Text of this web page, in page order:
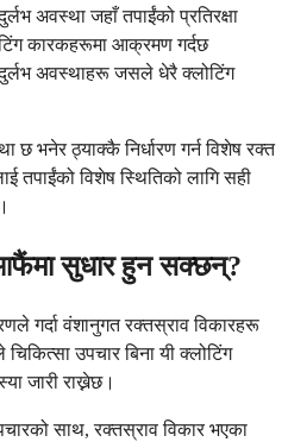
अवस्था जहाँ तपाईंको प्रतिरक्षा
कारकहरूमा आक्रमण गर्दछ
अवस्थाहरू जसले धेरै क्लोटिंग
भनेर ठ्याक्कै निर्धारण गर्न विशेष रक्त
तपाईंको विशेष स्थितिको लागि सही
सुधार हुन सक्छन्?
गर्दा वंशानुगत रक्तस्राव विकारहरू
उपचार बिना यी क्लोटिंग
जारी राख्नेछ।
साथ, रक्तस्राव विकार भएका